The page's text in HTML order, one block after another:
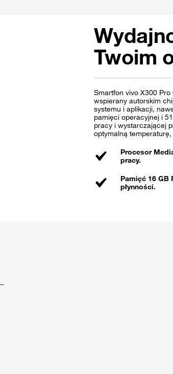
Twoim
Smartfon vivo X300
wspierany autorskim
systemu i aplikacji,
pamięci operacyjnej i
pracy i wystarczającej
optymalną
Procesor
pracy.
Pamięć 16 GB
płynności.